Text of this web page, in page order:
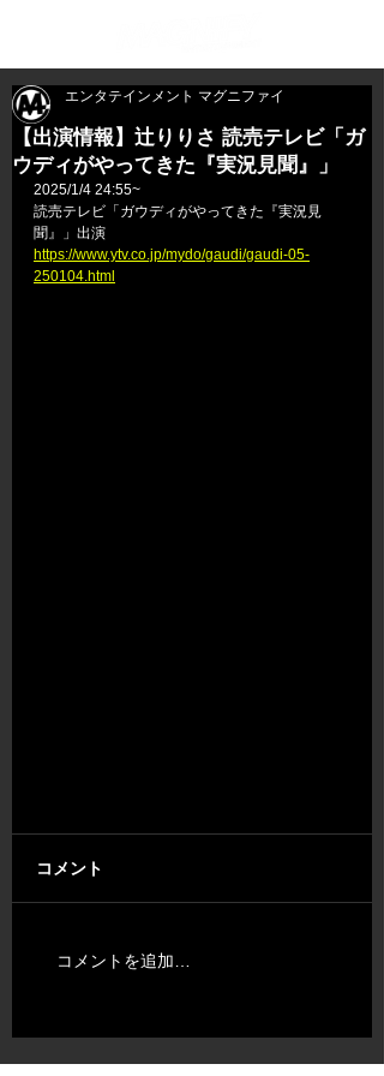
【出演情報】辻りりさ 読売テレビ「ガ
ウディがやってきた『実況見聞』」
エンタテインメント マグニファイ
2025/1/4 24:55~
読売テレビ「 ガウディがやってきた 『実況見
聞』
」出演
https://www.ytv.co.jp/mydo/gaudi/gaudi-05-
250104.html
コメント
コメントを追加…